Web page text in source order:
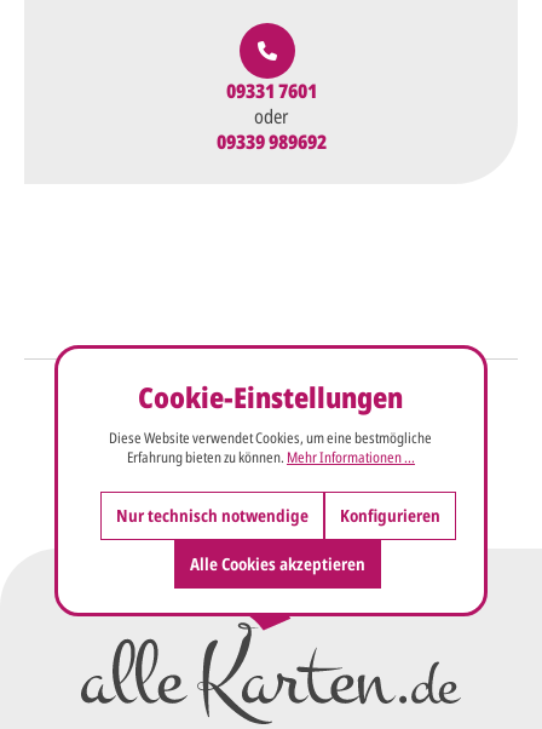
09331 7601
oder
09339 989692
So einfach geht's
Sie senden uns IhreAnfrage
über dieses Formular mit Ihren
vorläufigen Wünschen für den
Druck.
Wir erstellen ein
Preisangebotund im
Anschluss den ersten
Entwurf/Korrekturabzug
Diesen senden wir Ihnen als
PDF per E-Mail.
Cookie-Einstellungen
Diese Website verwendet Cookies, um eine bestmögliche
Erfahrung bieten zu können. Mehr Informationen ...
Nur technisch notwendige Konfigurieren
Alle Cookies akzeptieren